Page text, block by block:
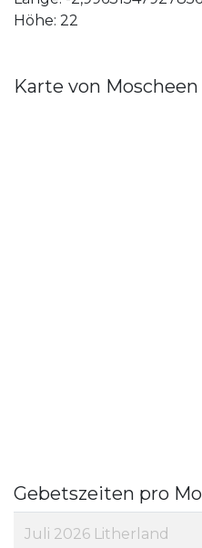
Höhe: 22
Karte von
Gebetszeiten pro
Juli 2026 Litherland